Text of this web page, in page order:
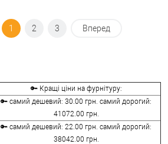
1 2 3 Вперед
🔑 Кращі ціни на фурнітуру:
🔑 самий дешевий: 30.00 грн. самий дорогий:
41072.00 грн.
🔑 самий дешевий: 22.00 грн. самий дорогий:
38042.00 грн.